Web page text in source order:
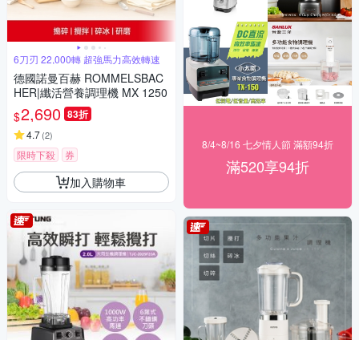
6刀刃 22,000轉 超強馬力高效轉速
德國諾曼百赫 ROMMELSBAC
HER|纖活營養調理機 MX 1250
$2,690 83折
4.7(2)
限時下殺 券
加入購物車
8/4~8/16 七夕情人節 滿額94折
滿520享94折